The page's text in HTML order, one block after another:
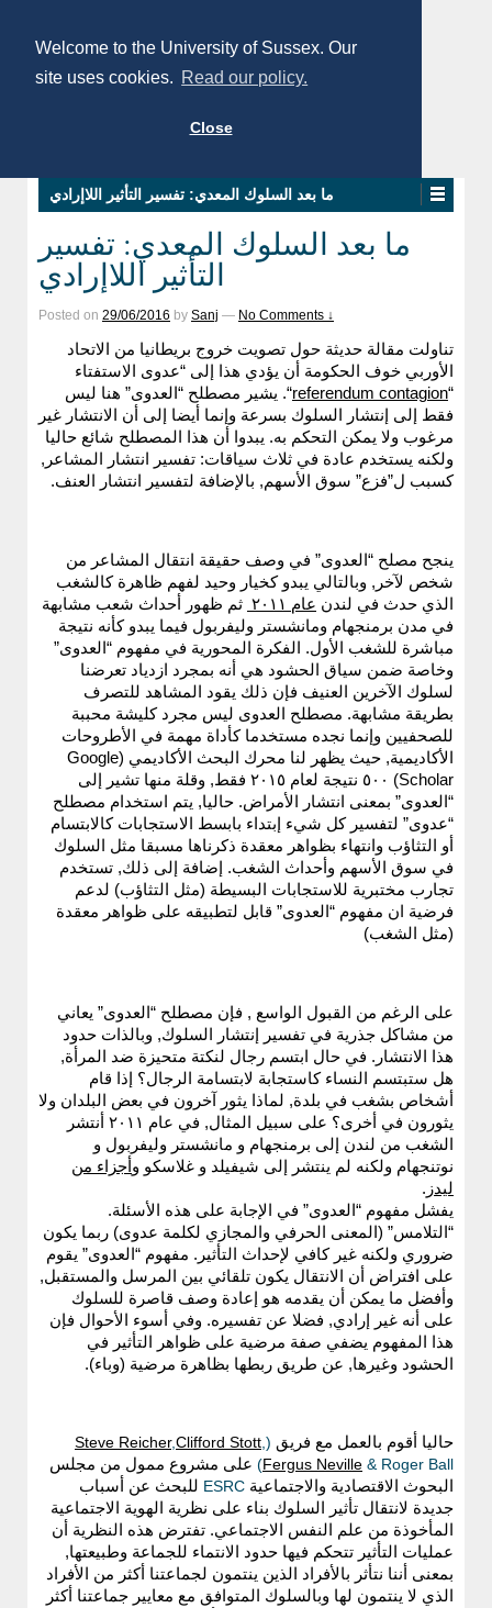
Welcome to the University of Sussex. Our
site uses cookies. Read our policy.
Close
ما بعد السلوك المعدي: تفسير التأثير اللاإرادي
ما بعد السلوك المعدي: تفسير
التأثير اللاإرادي
Posted on 29/06/2016 by Sanj — No Comments ↓
تناولت مقالة حديثة حول تصويت خروج بريطانيا من الاتحاد
الأوربي خوف الحكومة أن يؤدي هذا إلى “عدوى الاستفتاء
“
referendum contagion“. يشير مصطلح “العدوى” هنا ليس
فقط إلى إنتشار السلوك بسرعة وإنما أيضا إلى أن الانتشار غير
مرغوب ولا يمكن التحكم به. يبدوا أن هذا المصطلح شائع حاليا
ولكنه يستخدم عادة في ثلاث سياقات: تفسير انتشار المشاعر,
كسبب ل”فزع” سوق الأسهم, بالإضافة لتفسير انتشار العنف.
ينجح مصلح “العدوى” في وصف حقيقة انتقال المشاعر من
شخص لآخر, وبالتالي يبدو كخيار وحيد لفهم ظاهرة كالشغب
الذي حدث في لندن عام ٢٠١١
ثم ظهور أحداث شعب مشابهة
في مدن برمنجهام ومانشستر وليفربول فيما يبدو كأنه نتيجة
مباشرة للشغب الأول. الفكرة المحورية في مفهوم “العدوى”
وخاصة ضمن سياق الحشود هي أنه بمجرد ازدياد تعرضنا
لسلوك الآخرين العنيف فإن ذلك يقود المشاهد للتصرف
بطريقة مشابهة. مصطلح العدوى ليس مجرد كليشة محببة
للصحفيين وإنما نجده مستخدما كأداة مهمة في الأطروحات
الأكاديمية, حيث يظهر لنا محرك البحث الأكاديمي (Google
Scholar) ٥٠٠ نتيجة لعام ٢٠١٥ فقط, وقلة منها تشير إلى
“العدوى” بمعنى انتشار الأمراض. حاليا, يتم استخدام مصطلح
“عدوى” لتفسير كل شيء إبتداء بابسط الاستجابات كالابتسام
أو التثاؤب وانتهاء بظواهر معقدة ذكرناها مسبقا مثل السلوك
في سوق الأسهم وأحداث الشغب. إضافة إلى ذلك, تستخدم
تجارب مختبرية للاستجابات البسيطة (مثل التثاؤب) لدعم
فرضية ان مفهوم “العدوى” قابل لتطبيقه على ظواهر معقدة
(مثل الشغب)
على الرغم من القبول الواسع , فإن مصطلح “العدوى” يعاني
من مشاكل جذرية في تفسير إنتشار السلوك, وبالذات حدود
هذا الانتشار. في حال ابتسم رجال لنكتة متحيزة ضد المرأة,
هل ستبتسم النساء كاستجابة لابتسامة الرجال؟ إذا قام
أشخاص بشغب في بلدة, لماذا يثور آخرون في بعض البلدان ولا
يثورون في أخرى؟ على سبيل المثال, في عام ٢٠١١ أنتشر
الشغب من لندن إلى برمنجهام و مانشستر وليفربول و
نوتنجهام ولكنه لم ينتشر إلى شيفيلد و غلاسكو وأجزاء من
ليدز .
يفشل مفهوم “العدوى” في الإجابة على هذه الأسئلة.
“التلامس” (المعنى الحرفي والمجازي لكلمة عدوى) ربما يكون
ضروري ولكنه غير كافي لإحداث التأثير. مفهوم “العدوى” يقوم
على افتراض أن الانتقال يكون تلقائي بين المرسل والمستقبل,
وأفضل ما يمكن أن يقدمه هو إعادة وصف قاصرة للسلوك
على أنه غير إرادي, فضلا عن تفسيره. وفي أسوء الأحوال فإن
هذا المفهوم يضفي صفة مرضية على ظواهر التأثير في
الحشود وغيرها, عن طريق ربطها بظاهرة مرضية (وباء).
حاليا أقوم بالعمل مع فريق (
Steve Reicher,Clifford Stott,
Fergus Neville & Roger Ball)
على مشروع ممول من مجلس
البحوث الاقتصادية والاجتماعية ESRC للبحث عن أسباب
جديدة لانتقال تأثير السلوك بناء على نظرية الهوية الاجتماعية
المأخوذة من علم النفس الاجتماعي. تفترض هذه النظرية أن
عمليات التأثير تتحكم فيها حدود الانتماء للجماعة وطبيعتها,
بمعنى أننا نتأثر بالأفراد الذين ينتمون لجماعتنا أكثر من الأفراد
الذي لا ينتمون لها وبالسلوك المتوافق مع معايير جماعتنا أكثر